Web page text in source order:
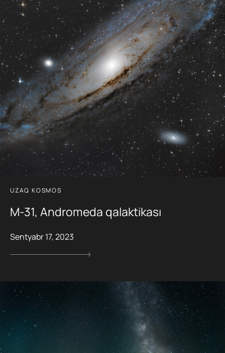
UZAQ KOSMOS
M-31, Andromeda qalaktikası
Sentyabr 17, 2023